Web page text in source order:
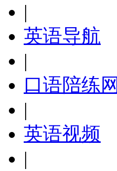
|
英语导航
|
口语陪练网
|
英语视频
|